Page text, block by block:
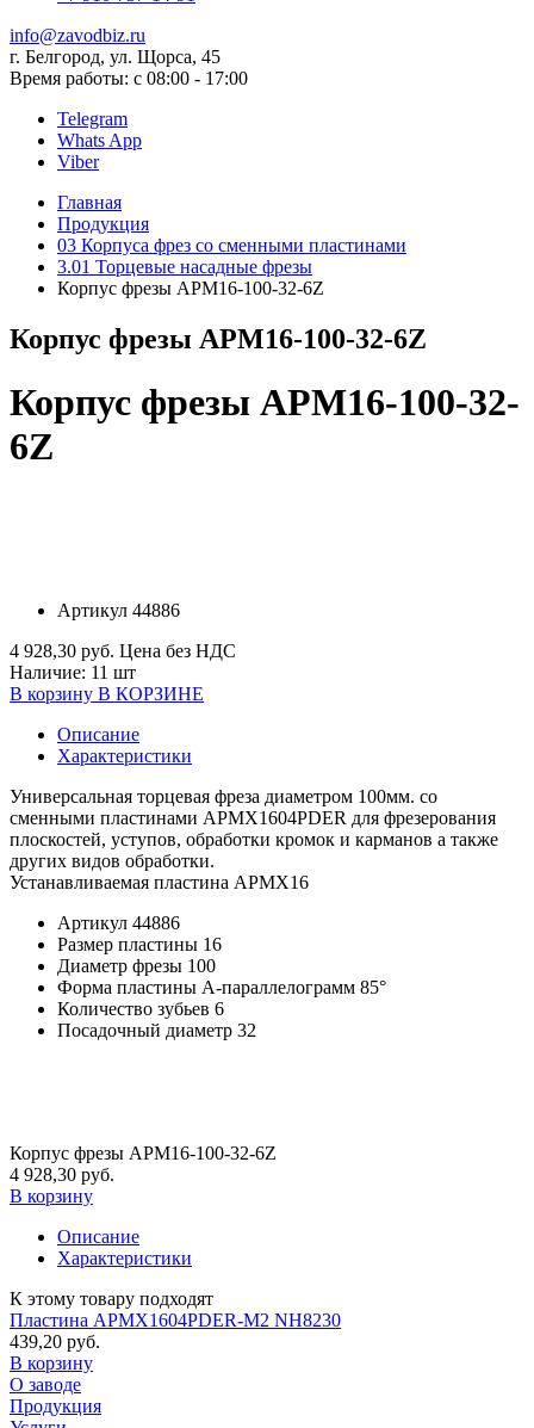
info@zavodbiz.ru
г. Белгород, ул. Щорса, 45
Время работы: с 08:00 - 17:00
Telegram
Whats App
Viber
Главная
Продукция
03 Корпуса фрез со сменными пластинами
3.01 Торцевые насадные фрезы
Корпус фрезы APM16-100-32-6Z
Корпус фрезы APM16-100-32-6Z
Корпус фрезы APM16-100-32-
6Z
Артикул 44886
4 928,30 руб. Цена без НДС
Наличие: 11 шт
В корзину В КОРЗИНЕ
Описание
Характеристики
Универсальная торцевая фреза диаметром 100мм. со
сменными пластинами APMX1604PDER для фрезерования
плоскостей, уступов, обработки кромок и карманов а также
других видов обработки.
Устанавливаемая пластина APMX16
Артикул 44886
Размер пластины 16
Диаметр фрезы 100
Форма пластины A-параллелограмм 85°
Количество зубьев 6
Посадочный диаметр 32
Корпус фрезы APM16-100-32-6Z
4 928,30 руб.
В корзину
Описание
Характеристики
К этому товару подходят
Пластина APMX1604PDER-M2 NH8230
439,20 руб.
В корзину
О заводе
Продукция